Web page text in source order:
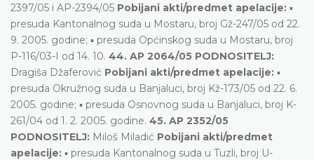
2397/05 i AP-2394/05 Pobijani akti/predmet apelacije: ▪
presuda Kantonalnog suda u Mostaru, broj Gž-247/05 od 22.
9. 2005. godine; ▪ presuda Općinskog suda u Mostaru, broj
P-116/03-I od 14. 10. 44. AP 2064/05 PODNOSITELJ:
Dragiša Džaferović Pobijani akti/predmet apelacije: ▪
presuda Okružnog suda u Banjaluci, broj Kž-173/05 od 22. 6.
2005. godine; ▪ presuda Osnovnog suda u Banjaluci, broj K-
261/04 od 1. 2. 2005. godine. 45. AP 2352/05
PODNOSITELJ: Miloš Miladić Pobijani akti/predmet
apelacije: ▪ presuda Kantonalnog suda u Tuzli, broj U-